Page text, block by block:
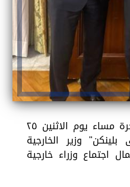
التقى وزير الخارجية والهجرة مساء يوم الاثنين ٢٥
وزير الخارجية
اجتماع وزراء خارجية